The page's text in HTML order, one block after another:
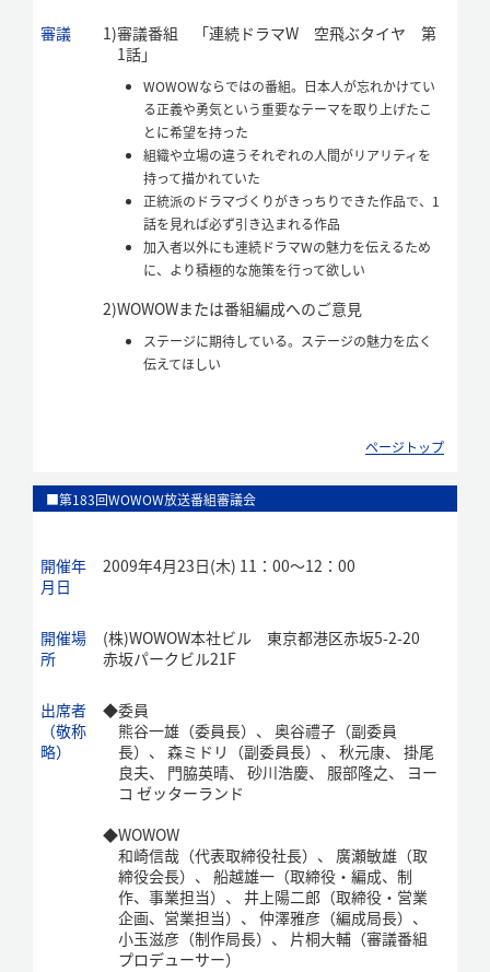
審議 1)審議番組 「連続ドラマW 空飛ぶタイヤ 第
1話」
WOWOWならではの番組。日本人が忘れかけてい
る正義や勇気という重要なテーマを取り上げたこ
とに希望を持った
組織や立場の違うそれぞれの人間がリアリティを
持って描かれていた
正統派のドラマづくりがきっちりできた作品で、1
話を見れば必ず引き込まれる作品
加入者以外にも連続ドラマWの魅力を伝えるため
に、より積極的な施策を行って欲しい
2)WOWOWまたは番組編成へのご意見
ステージに期待している。ステージの魅力を広く
伝えてほしい
ページトップ
■第183回WOWOW放送番組審議会
開催年
月日
2009年4月23日(木) 11：00～12：00
開催場
所
(株)WOWOW本社ビル 東京都港区赤坂5-2-20
赤坂パークビル21F
出席者
（敬称
略）
◆委員
熊谷一雄（委員長）、 奥谷禮子（副委員
長）、 森ミドリ（副委員長）、 秋元康、 掛尾
良夫、 門脇英晴、 砂川浩慶、 服部隆之、 ヨー
コ ゼッターランド
◆WOWOW
和崎信哉（代表取締役社長）、 廣瀬敏雄（取
締役会長）、 船越雄一（取締役・編成、制
作、事業担当）、 井上陽二郎（取締役・営業
企画、営業担当）、 仲澤雅彦（編成局長）、
小玉滋彦（制作局長）、 片桐大輔（審議番組
プロデューサー）